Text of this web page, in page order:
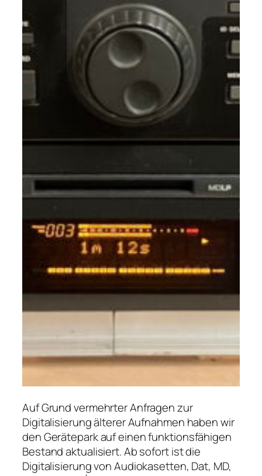
Auf Grund vermehrter Anfragen zur
Digitalisierung älterer Aufnahmen haben wir
den Gerätepark auf einen funktionsfähigen
Bestand aktualisiert. Ab sofort ist die
Digitalisierung von Audiokasetten, Dat, MD,